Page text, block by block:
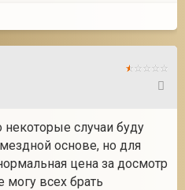
некоторые случаи буду
основе, но для
цена за досмотр
могу всех брать